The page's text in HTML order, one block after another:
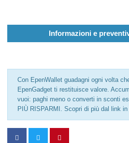
Informazioni e
Con EpenWallet guadagni ogni volta
EpenGadget ti restituisce valore.
vuoi: paghi meno o converti in sconti
PIÙ RISPARMI. Scopri di più dal link